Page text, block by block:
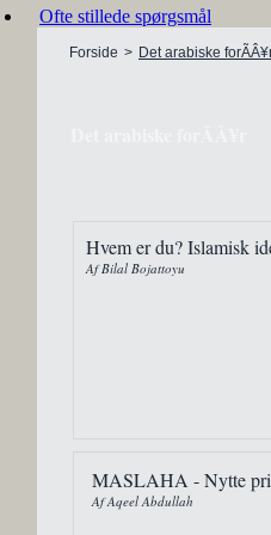
Ofte stillede spørgsmål
Forside > Det arabiske
Hvem er du? Islamisk
Af Bilal Bojattoyu
MASLAHA - Nytte
Af Aqeel Abdullah